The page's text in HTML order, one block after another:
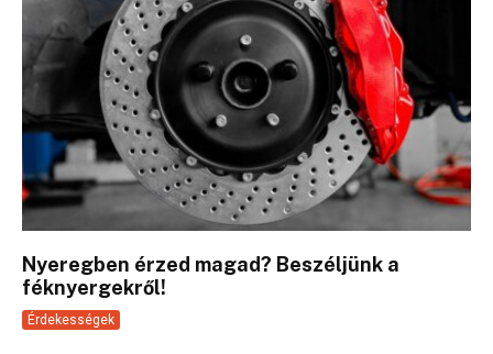
Nyeregben érzed magad? Beszéljünk a
féknyergekről!
Érdekességek